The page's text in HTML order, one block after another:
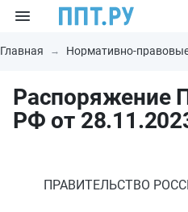
Главная Нормативно-
Распоряжение
РФ от
ПРАВИТЕЛЬСТВО